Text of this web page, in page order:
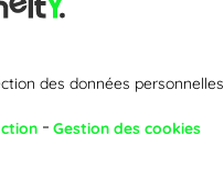
des données personnelles
Gestion des cookies